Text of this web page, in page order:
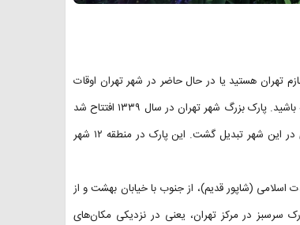
تهران هستید یا در حال حاضر در شهر تهران اوقات
خود را می‌گذرانید، بد نیست که بازدیدی هم از پارک شهر و کتابخانه پارک شهر تهران داشته باشید. پارک بزرگ شهر تهران در سال ۱۳۳۹ افتتاح شد
و با گذشت زمان و اضافه‌شدن امکانات و ویژگی‌های مختلف، به یک جاذبه غنی گردشگری در این شهر تبدیل گشت. این پارک در منطقه ۱۲ شهر
اسلامی (شاپور قدیم)، از جنوب با خیابان بهشت و از
سرسبز در مرکز تهران، یعنی در نزدیکی مکان‌های